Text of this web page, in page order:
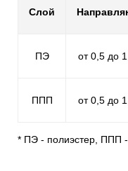
Слой
ПЭ от 0,5 до
ППП от 0,5 до
* ПЭ - полиэстер, ППП